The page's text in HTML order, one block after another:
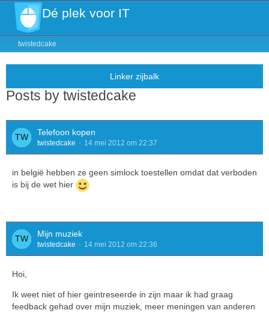
Dé plek voor IT
twistedcake
Posts by twistedcake
Telefoon kopen
twistedcake 14 mei 2012 om 22:37
in belgië hebben ze geen simlock toestellen omdat dat verboden
is bij de wet hier
Mijn muziek
twistedcake 14 mei 2012 om 22:36
Hoi,
Ik weet niet of hier geintreseerde in zijn maar ik had graag
feedback gehad over mijn muziek, meer meningen van anderen